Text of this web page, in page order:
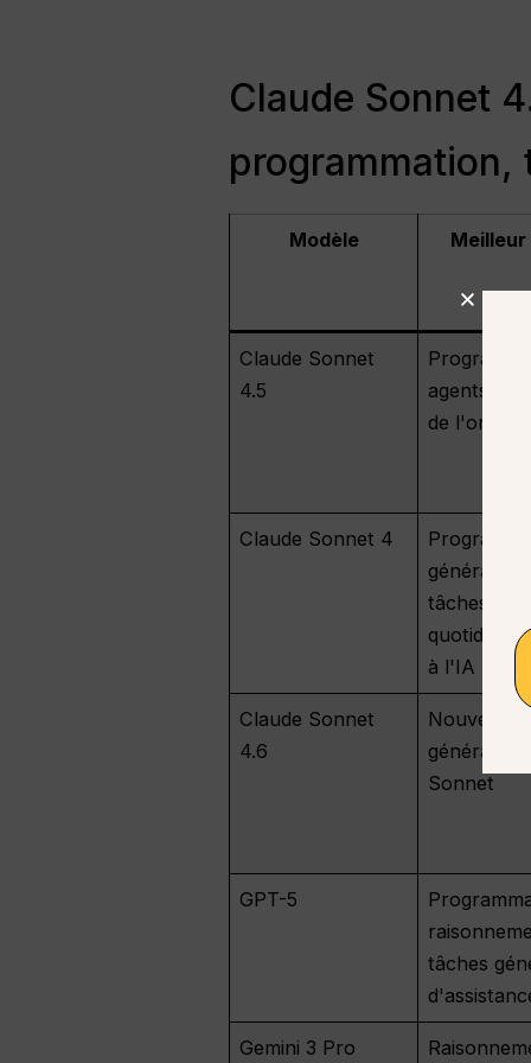
Claude Sonnet
Modèle Meilleur
Claude Sonnet
4.5
agents,
de
Claude Sonnet 4
générale et
tâches
à l'IA
Claude Sonnet
4.6
Nouvelle
génération
Sonnet
GPT-5
tâches
Gemini 3 Pro